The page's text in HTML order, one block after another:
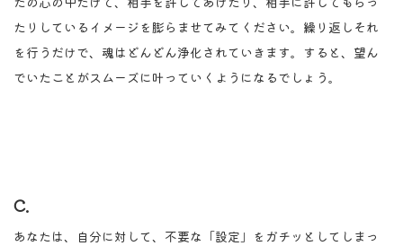
たりしているイメージを膨らませてみてください。繰り返しそれ
を行うだけで、魂はどんどん浄化されていきます。すると、望ん
でいたことがスムーズに叶っていくようになるでしょう。
C.
あなたは、自分に対して、不要な「設定」をガチッとしてしまっ